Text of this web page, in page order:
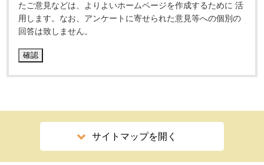
たご意見などは、よりよいホームページを作成するために 活
用します。なお、アンケートに寄せられた意見等への個別の
回答は致しません。
サイトマップを開く